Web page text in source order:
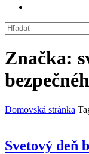
Značka:
Domovská stránka
Svetový deň